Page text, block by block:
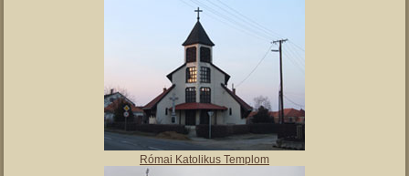
Római Katolikus Templom